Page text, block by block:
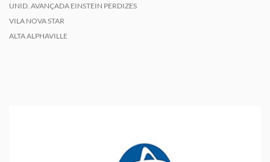
UNID. AVANÇADA EINSTEIN PERDIZES
VILA NOVA STAR
ALTA ALPHAVILLE